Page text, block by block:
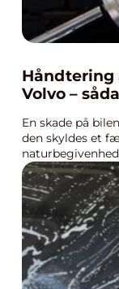
Håndtering
Volvo –
En skade på
den skyldes et